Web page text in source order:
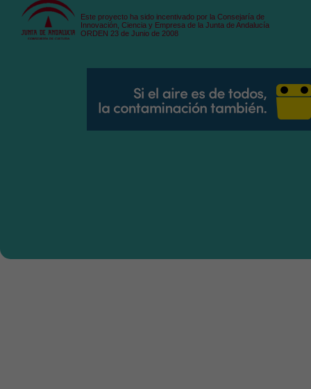
Este proyecto ha sido incentivado por la Consejaría de
Innovación, Ciencia y Empresa de la Junta de Andalucía
ORDEN 23 de Junio de 2008